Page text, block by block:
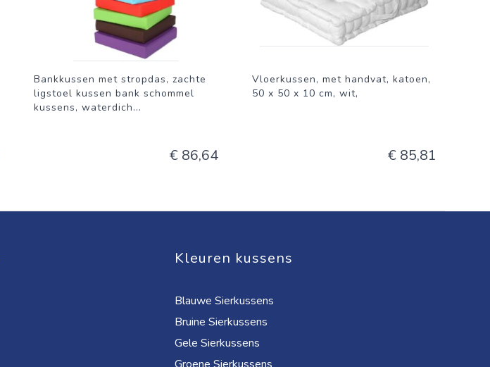
Bankkussen met stropdas, zachte
ligstoel kussen bank schommel
kussens, waterdich...
€ 86,64
Vloerkussen, met handvat, katoen,
50 x 50 x 10 cm, wit,
€ 85,81
Kleuren kussens
Blauwe Sierkussens
Bruine Sierkussens
Gele Sierkussens